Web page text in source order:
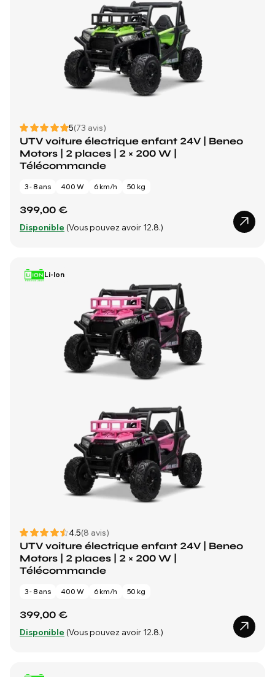
5(73 avis)
UTV voiture électrique enfant 24V | Beneo
Motors | 2 places | 2 × 200 W |
Télécommande
3 - 8 ans 400 W 6 km/h 50 kg
399,00 €
Disponible (Vous pouvez avoir 12.8.)
Li-Ion
4.5(8 avis)
UTV voiture électrique enfant 24V | Beneo
Motors | 2 places | 2 × 200 W |
Télécommande
3 - 8 ans 400 W 6 km/h 50 kg
399,00 €
Disponible (Vous pouvez avoir 12.8.)